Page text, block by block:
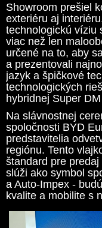
Showroom prešiel
exteriéru aj
technologickú víziu
viac než len
určené na to, aby
a prezentovali
jazyk a špičkové
technologických
hybridnej Super
Na slávnostnej
spoločnosti BYD
predstavitelia
regiónu. Tento
štandard pre
slúži ako symbol
a Auto-Impex -
kvalite a mobilite s